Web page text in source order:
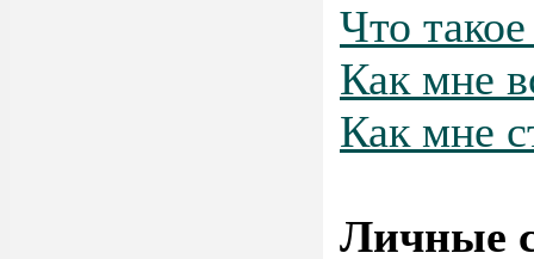
Что
Как мне
Как мне
Личные